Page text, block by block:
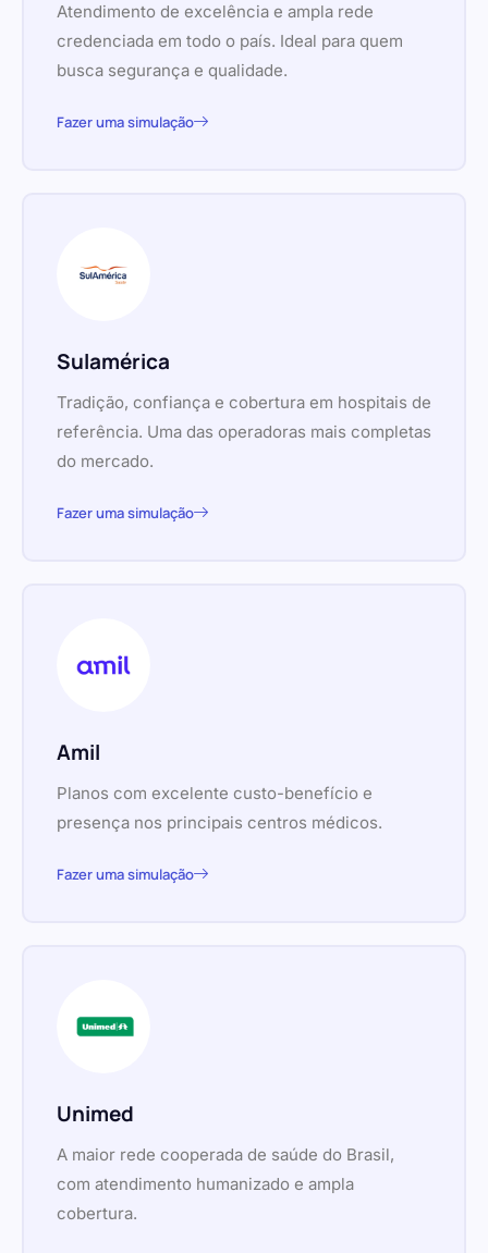
Atendimento de excelência e ampla rede
credenciada em todo o país. Ideal para quem
busca segurança e qualidade.
Fazer uma simulação
Sulamérica
Tradição, confiança e cobertura em hospitais de
referência. Uma das operadoras mais completas
do mercado.
Fazer uma simulação
Amil
Planos com excelente custo-benefício e
presença nos principais centros médicos.
Fazer uma simulação
Unimed
A maior rede cooperada de saúde do Brasil,
com atendimento humanizado e ampla
cobertura.